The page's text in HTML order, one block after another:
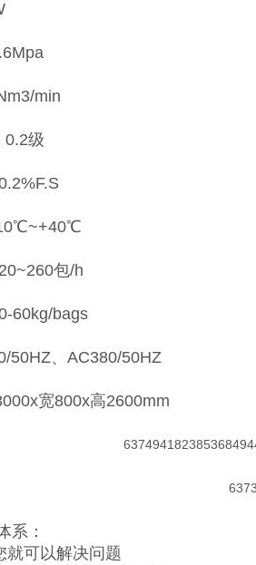
min
0.2级
包/h
60kg/bags
50HZ、AC380/50HZ
宽800x高2600mm
系：
就可以解决问题